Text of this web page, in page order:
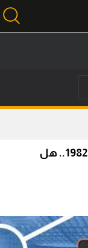
مباراة لا نمل منها – البرازيل ضد إيطاليا 1982.. هل